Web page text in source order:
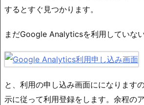
するとすぐ見つかります。
まだGoogle Analyticsを利用していない
と、利用の申し込み画面にになります
示に従って利用登録をします。余程の